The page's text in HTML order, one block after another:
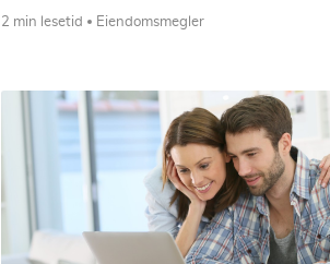
2 min lesetid Eiendomsmegler